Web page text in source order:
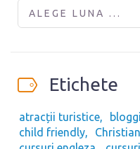
ALEGE LUNA ...
Etichete
atracții turistice
child friendly